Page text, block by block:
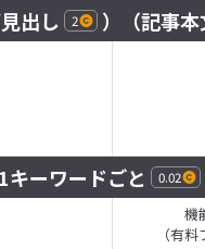
見出し 2 ）（記事本
1キーワードごと 0.02
機
（有